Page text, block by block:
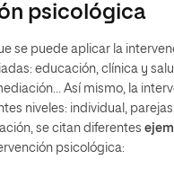
psicológica
se puede aplicar la
educación, clínica y
Así mismo, la
niveles: individual,
se citan diferentes
psicológica: